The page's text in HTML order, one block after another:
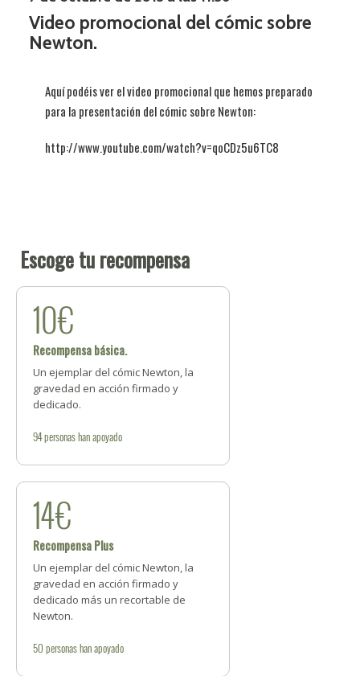
Video promocional del cómic sobre
Newton.
Aquí podéis ver el video promocional que hemos preparado
para la presentación del cómic sobre Newton:
http://www.youtube.com/watch?v=qoCDz5u6TC8
Escoge tu recompensa
10€
Recompensa básica.
Un ejemplar del cómic Newton, la
gravedad en acción firmado y
dedicado.
94personashan apoyado
14€
Recompensa Plus
Un ejemplar del cómic Newton, la
gravedad en acción firmado y
dedicado más un recortable de
Newton.
50 personashan apoyado